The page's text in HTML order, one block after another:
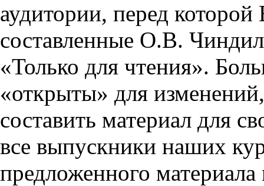
аудитории, перед
составленные О.В.
«Только для чтения».
«открыты» для
составить материал для
все выпускники наших
предложенного